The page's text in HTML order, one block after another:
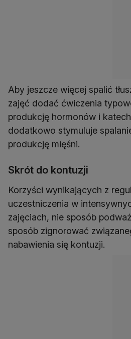
Aby jeszcze więcej spalić
zajęć dodać ćwiczenia
produkcję hormonów i
dodatkowo stymuluje
produkcję mięśni.
Skrót do kontuzji
Korzyści wynikających z
uczestniczenia w
zajęciach, nie sposób
sposób zignorować
nabawienia się kontuzji.